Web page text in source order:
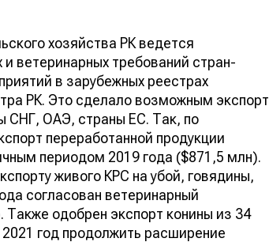
хозяйства РК ведется
ветеринарных требований стран-
в зарубежных реестрах
РК. Это сделало возможным экспорт
СНГ, ОАЭ, страны ЕС. Так, по
переработанной продукции
периодом 2019 года ($871,5 млн).
живого КРС на убой, говядины,
согласован ветеринарный
Также одобрен экспорт конины из 34
год продолжить расширение